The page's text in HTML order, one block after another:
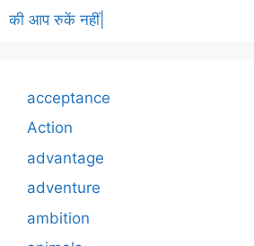
की आप रुकें नहीं|
acceptance
Action
advantage
adventure
ambition